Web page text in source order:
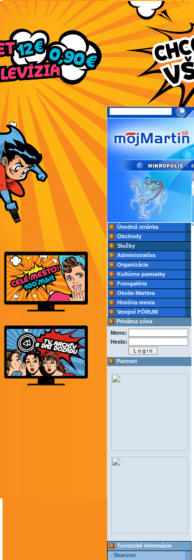
Úvodná stránka
Obchody
Služby
Administratíva
Organizácie
Kultúrne pamiatky
Fotogaléria
Okolie Martina
História mesta
Verejné FÓRUM
Privátna zóna
Meno:
Heslo:
Partneri
Turistické informácie
- Skanzen